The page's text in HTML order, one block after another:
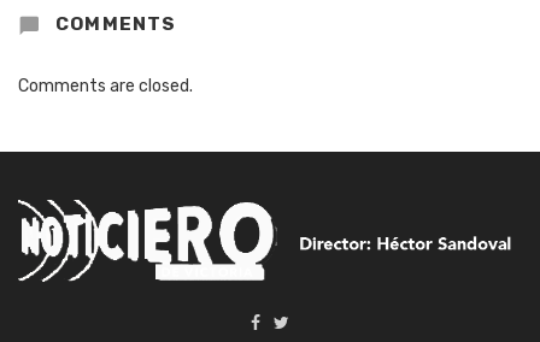
COMMENTS
Comments are closed.